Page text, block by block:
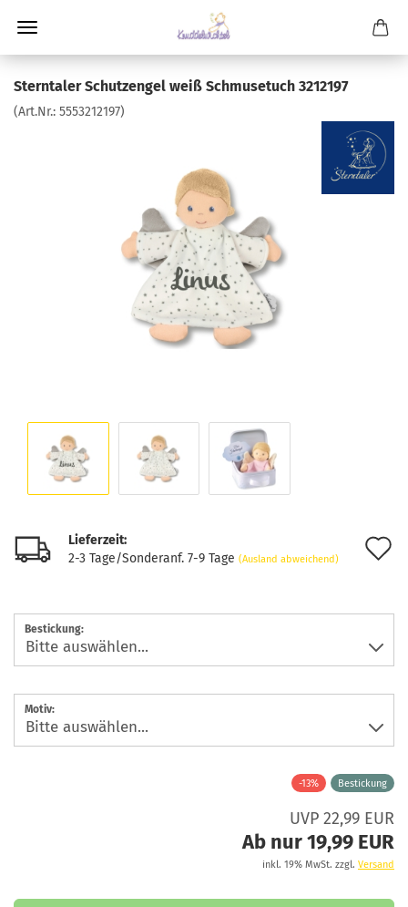
Sterntaler Schutzengel weiß Schmusetuch 3212197
(Art.Nr.: 5553212197)
Lieferzeit:
2-3 Tage/Sonderanf. 7-9 Tage (Ausland abweichend)
Bestickung:
Motiv:
-13% Bestickung
UVP 22,99 EUR
Ab nur 19,99 EUR
inkl. 19% MwSt. zzgl. Versand